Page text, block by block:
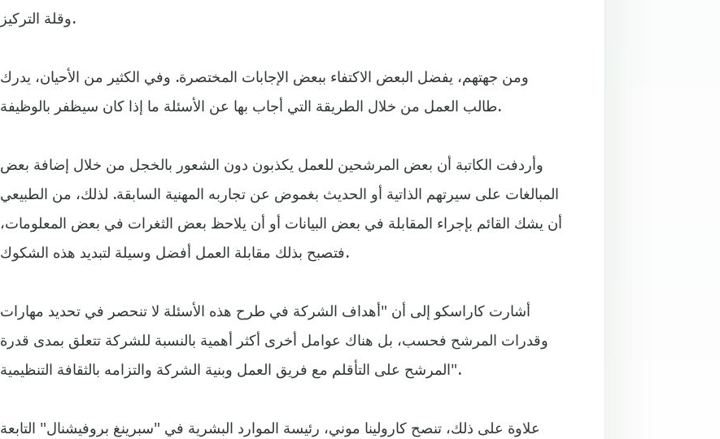
وقلة التركيز.
ومن جهتهم، يفضل البعض الاكتفاء ببعض الإجابات المختصرة. وفي الكثير من الأحيان، يدرك
طالب العمل من خلال الطريقة التي أجاب بها عن الأسئلة ما إذا كان سيظفر بالوظيفة.
وأردفت الكاتبة أن بعض المرشحين للعمل يكذبون دون الشعور بالخجل من خلال إضافة بعض
المبالغات على سيرتهم الذاتية أو الحديث بغموض عن تجاربه المهنية السابقة. لذلك، من الطبيعي
أن يشك القائم بإجراء المقابلة في بعض البيانات أو أن يلاحظ بعض الثغرات في بعض المعلومات،
فتصبح بذلك مقابلة العمل أفضل وسيلة لتبديد هذه الشكوك.
أشارت كاراسكو إلى أن "أهداف الشركة في طرح هذه الأسئلة لا تنحصر في تحديد مهارات
وقدرات المرشح فحسب، بل هناك عوامل أخرى أكثر أهمية بالنسبة للشركة تتعلق بمدى قدرة
المرشح على التأقلم مع فريق العمل وبنية الشركة والتزامه بالثقافة التنظيمية".
علاوة على ذلك، تنصح كارولينا موني، رئيسة الموارد البشرية في "سبرينغ بروفيشنال" التابعة